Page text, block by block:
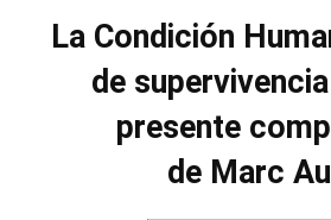
La Condición
de
presente
de Marc